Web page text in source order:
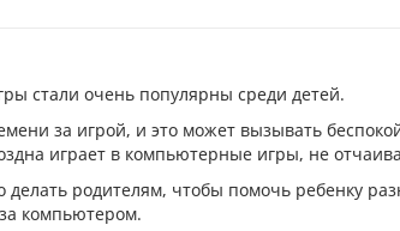
стали очень популярны среди детей.
за игрой, и это может вызывать
играет в компьютерные игры, не
делать родителям, чтобы помочь ребенку
компьютером.